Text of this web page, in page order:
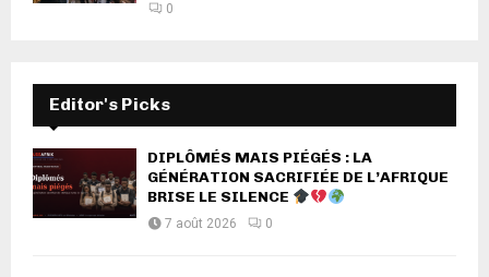
0
Editor's Picks
DIPLÔMÉS MAIS PIÉGÉS : LA
GÉNÉRATION SACRIFIÉE DE L’AFRIQUE
BRISE LE SILENCE
7 août 2026 0